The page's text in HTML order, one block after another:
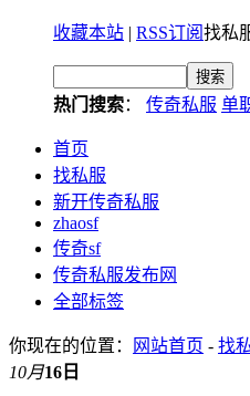
收藏本站 | RSS订阅找私
热门搜索： 传奇私服 单
首页
找私服
新开传奇私服
zhaosf
传奇sf
传奇私服发布网
全部标签
你现在的位置： 网站首页 - 找
10月16日